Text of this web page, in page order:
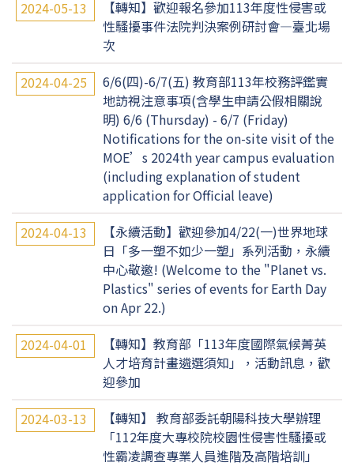
2024-05-13
【轉知】歡迎報名參加113年度性侵害或
性騷擾事件法院判決案例研討會—臺北場
次
2024-04-25
6/6(四)-6/7(五) 教育部113年校務評鑑實
地訪視注意事項(含學生申請公假相關說
明) 6/6 (Thursday) - 6/7 (Friday)
Notifications for the on-site visit of the
MOE’s 2024th year campus evaluation
(including explanation of student
application for Official leave)
2024-04-13
【永續活動】歡迎參加4/22(一)世界地球
日「多一塑不如少一塑」系列活動，永續
中心敬邀! (Welcome to the "Planet vs.
Plastics" series of events for Earth Day
on Apr 22.)
2024-04-01
【轉知】教育部「113年度國際氣候菁英
人才培育計畫遴選須知」，活動訊息，歡
迎參加
2024-03-13
【轉知】 教育部委託朝陽科技大學辦理
「112年度大專校院校園性侵害性騷擾或
性霸凌調查專業人員進階及高階培訓」